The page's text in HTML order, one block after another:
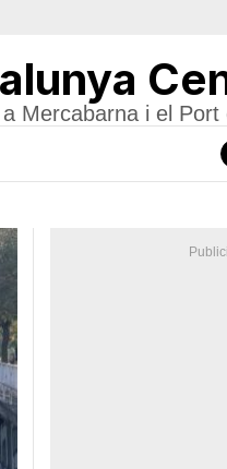
Mercabarna i el Port